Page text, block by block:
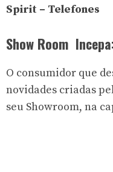
Spirit – Telefones
Show Room
O consumidor que
novidades criadas
seu Showroom, na